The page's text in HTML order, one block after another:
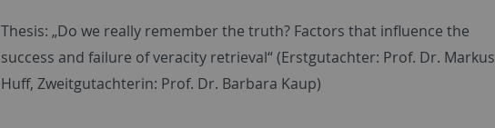
Thesis: „Do we really remember the truth? Factors that influence the
success and failure of veracity retrieval“ (Erstgutachter: Prof. Dr. Markus
Huff, Zweitgutachterin: Prof. Dr. Barbara Kaup)